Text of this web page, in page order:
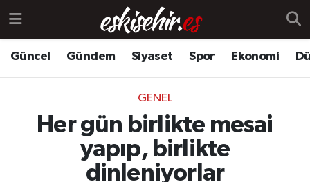
Güncel Gündem Siyaset Spor Ekonomi
GENEL
Her gün birlikte mesai
yapıp, birlikte
dinleniyorlar